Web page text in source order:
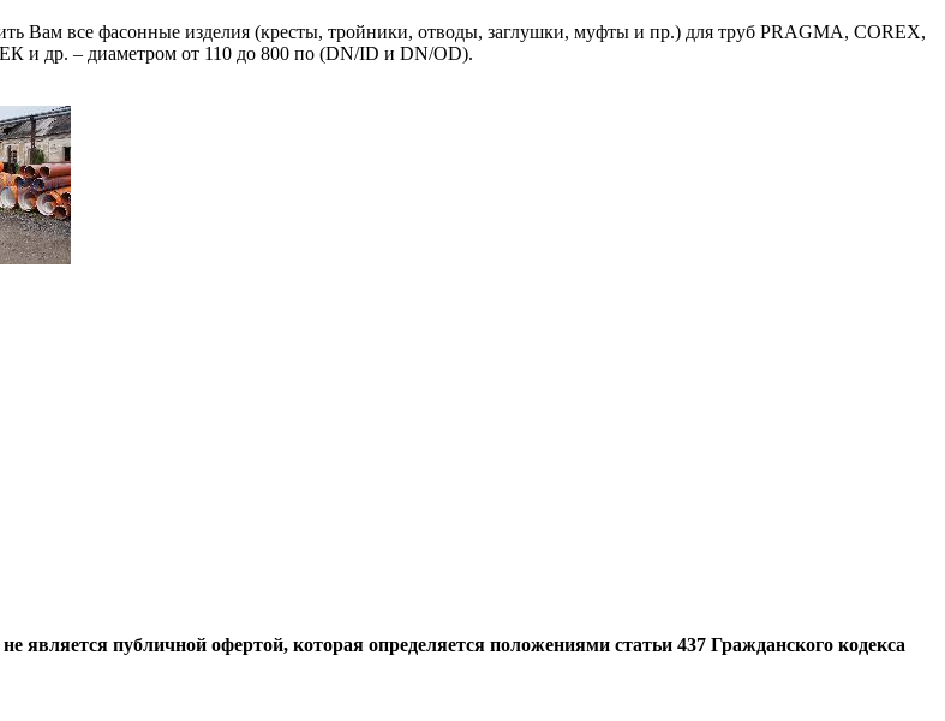
Вам все фасонные изделия (кресты, тройники, отводы, заглушки, муфты и пр.) для труб PRAGMA, COREX,
др. – диаметром от 110 до 800 по (DN/ID и DN/OD).
публичной офертой, которая определяется положениями статьи 437 Гражданского кодекса